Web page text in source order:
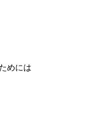
めには